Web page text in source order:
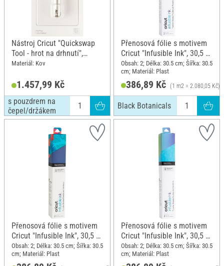
Nástroj Cricut "Quickswap
Tool - hrot na drhnutí",
skládací hrot, s pouzdrem
Materiál: Kov
1.457,99 Kč
s pouzdrem na
čepel/držákem
Přenosová fólie s motivem
Cricut "Infusible Ink", 30,5 x
30,5 cm, Black Botanicals
Obsah: 2; Délka: 30.5 cm; Šířka: 30.5
cm; Materiál: Plast
386,89 Kč (1 m2 = 2.080,05 Kč)
Black Botanicals
Přenosová fólie s motivem
Cricut "Infusible Ink", 30,5 x
30,5 cm, Tropical
Obsah: 2; Délka: 30.5 cm; Šířka: 30.5
cm; Materiál: Plast
Přenosová fólie s motivem
Cricut "Infusible Ink", 30,5 x
30,5 cm, Rainbow
Obsah: 2; Délka: 30.5 cm; Šířka: 30.5
cm; Materiál: Plast